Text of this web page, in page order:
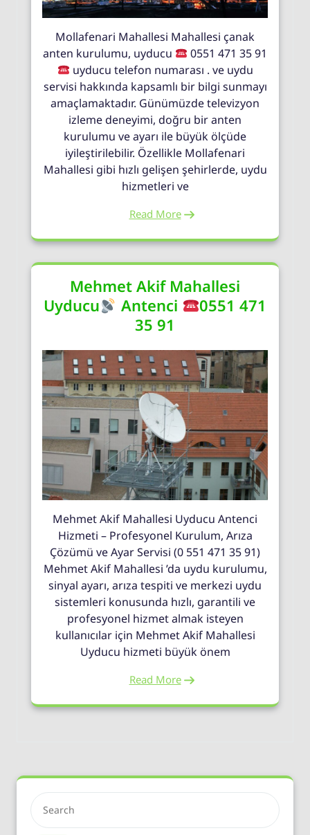
Mollafenari Mahallesi Mahallesi çanak
anten kurulumu, uyducu
0551 471 35 91
uyducu telefon numarası . ve uydu
servisi hakkında kapsamlı bir bilgi sunmayı
amaçlamaktadır. Günümüzde televizyon
izleme deneyimi, doğru bir anten
kurulumu ve ayarı ile büyük ölçüde
iyileştirilebilir. Özellikle Mollafenari
Mahallesi gibi hızlı gelişen şehirlerde, uydu
hizmetleri ve
Read More
Mehmet Akif Mahallesi
Uyducu
Antenci
0551 471
35 91
Mehmet Akif Mahallesi Uyducu Antenci
Hizmeti – Profesyonel Kurulum, Arıza
Çözümü ve Ayar Servisi (0 551 471 35 91)
Mehmet Akif Mahallesi ’da uydu kurulumu,
sinyal ayarı, arıza tespiti ve merkezi uydu
sistemleri konusunda hızlı, garantili ve
profesyonel hizmet almak isteyen
kullanıcılar için Mehmet Akif Mahallesi
Uyducu hizmeti büyük önem
Read More